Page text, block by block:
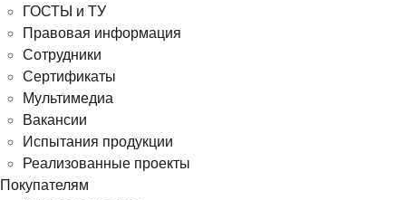
ГОСТЫ и ТУ
Правовая информация
Сотрудники
Сертификаты
Мультимедиа
Вакансии
Испытания продукции
Реализованные проекты
Покупателям